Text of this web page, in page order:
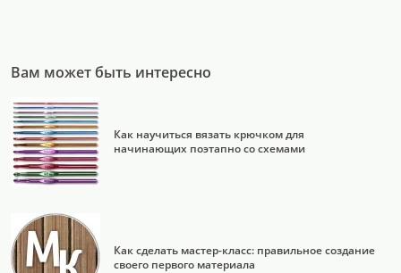
Вам может быть интересно
Как научиться вязать крючком для
начинающих поэтапно со схемами
Как сделать мастер-класс: правильное создание
своего первого материала